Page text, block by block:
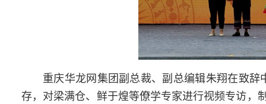
重庆华龙网集团副总裁、副总编辑朱翔在致
存，对梁满仓、鲜于煌等僚学专家进行视频专访，